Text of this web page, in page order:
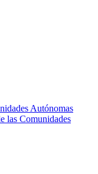
Autónomas
las Comunidades